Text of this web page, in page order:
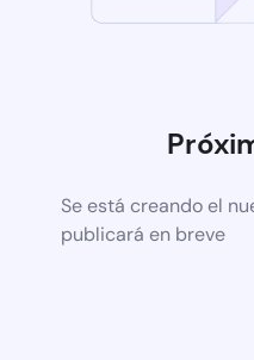
Se está creando el
publicará en breve